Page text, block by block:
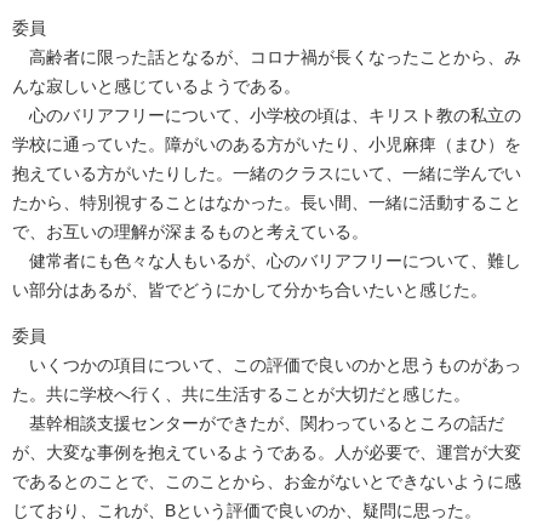
委員
高齢者に限った話となるが、コロナ禍が長くなったことから、み
んな寂しいと感じているようである。
心のバリアフリーについて、小学校の頃は、キリスト教の私立の
学校に通っていた。障がいのある方がいたり、小児麻痺（まひ）を
抱えている方がいたりした。一緒のクラスにいて、一緒に学んでい
たから、特別視することはなかった。長い間、一緒に活動すること
で、お互いの理解が深まるものと考えている。
健常者にも色々な人もいるが、心のバリアフリーについて、難し
い部分はあるが、皆でどうにかして分かち合いたいと感じた。
委員
いくつかの項目について、この評価で良いのかと思うものがあっ
た。共に学校へ行く、共に生活することが大切だと感じた。
基幹相談支援センターができたが、関わっているところの話だ
が、大変な事例を抱えているようである。人が必要で、運営が大変
であるとのことで、このことから、お金がないとできないように感
じており、これが、Bという評価で良いのか、疑問に思った。